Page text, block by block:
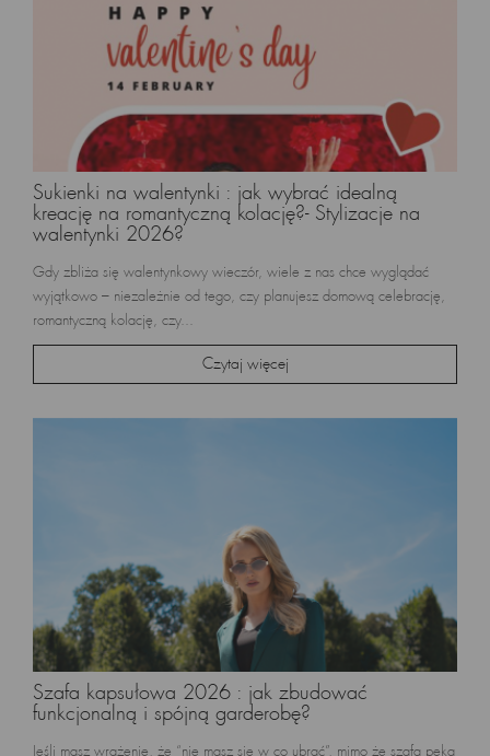
Sukienki na walentynki : jak wybrać idealną
kreację na romantyczną kolację?- Stylizacje na
walentynki 2026?
Gdy zbliża się walentynkowy wieczór, wiele z nas chce wyglądać
wyjątkowo – niezależnie od tego, czy planujesz domową celebrację,
romantyczną kolację, czy...
Czytaj więcej
Szafa kapsułowa 2026 : jak zbudować
funkcjonalną i spójną garderobę?
Jeśli masz wrażenie, że “nie masz się w co ubrać”, mimo że szafa pęka